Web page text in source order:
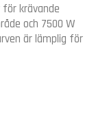
för krävande
och 7500 W
är lämplig för